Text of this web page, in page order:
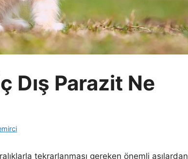
Dış Parazit Ne
tekrarlanması gereken önemli aşılardan